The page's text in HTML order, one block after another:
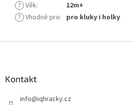
? Věk:
12m+
? Vhodné pro: pro kluky i holky
Kontakt
info@iqhracky.cz